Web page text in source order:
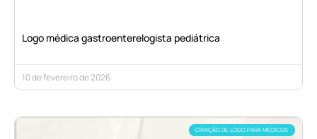
Logo médica gastroenterelogista pediátrica
10 de fevereiro de 2026
CRIAÇÃO DE LOGO PARA MÉDICOS